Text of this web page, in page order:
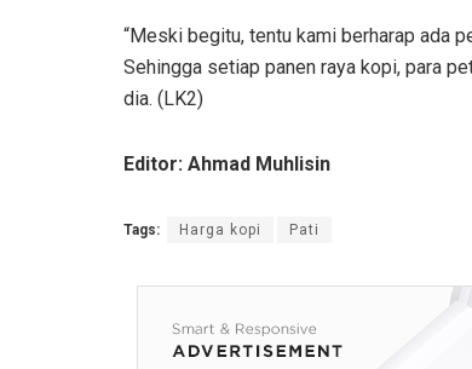
“Meski begitu, tentu kami berharap ada
Sehingga setiap panen raya kopi, para
dia. (LK2)
Editor: Ahmad Muhlisin
Tags: Harga kopi Pati